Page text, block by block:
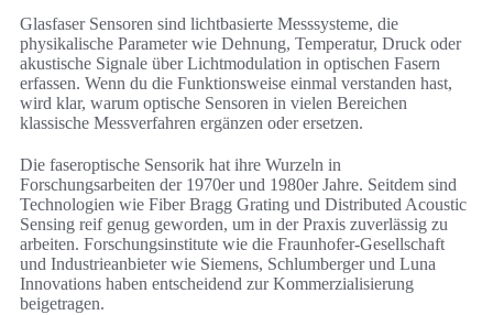
Glasfaser Sensoren sind lichtbasierte Messsysteme, die
physikalische Parameter wie Dehnung, Temperatur, Druck oder
akustische Signale über Lichtmodulation in optischen Fasern
erfassen. Wenn du die Funktionsweise einmal verstanden hast,
wird klar, warum optische Sensoren in vielen Bereichen
klassische Messverfahren ergänzen oder ersetzen.
Die faseroptische Sensorik hat ihre Wurzeln in
Forschungsarbeiten der 1970er und 1980er Jahre. Seitdem sind
Technologien wie Fiber Bragg Grating und Distributed Acoustic
Sensing reif genug geworden, um in der Praxis zuverlässig zu
arbeiten. Forschungsinstitute wie die Fraunhofer-Gesellschaft
und Industrieanbieter wie Siemens, Schlumberger und Luna
Innovations haben entscheidend zur Kommerzialisierung
beigetragen.